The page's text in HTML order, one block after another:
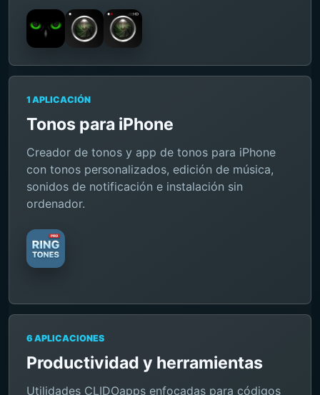
1 APLICACIÓN
Tonos para iPhone
Creador de tonos y app de tonos para iPhone
con tonos personalizados, edición de música,
sonidos de notificación e instalación sin
ordenador.
6 APLICACIONES
Productividad y herramientas
Utilidades CLIDOapps enfocadas para códigos